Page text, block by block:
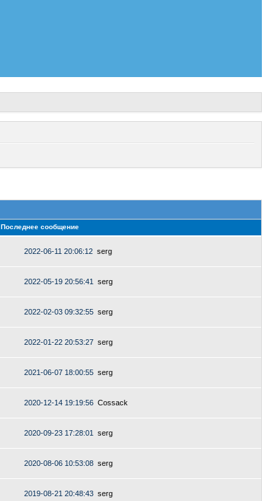
Последнее сообщение
2022-06-11 20:06:12 serg
2022-05-19 20:56:41 serg
2022-02-03 09:32:55 serg
2022-01-22 20:53:27 serg
2021-06-07 18:00:55 serg
2020-12-14 19:19:56 Cossack
2020-09-23 17:28:01 serg
2020-08-06 10:53:08 serg
2019-08-21 20:48:43 serg